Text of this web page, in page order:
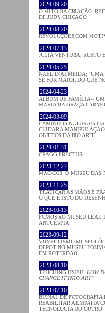
2024-09-20
O MITO DA CRIAÇÃO:
DE JUDY CHICAGO
2024-08-20
REVOLUÇÕES COM
2024-07-13
JÚLIA VENTURA, ROSTO
2024-05-25
NAEL D’ALMEIDA: “UMA
SE FOR MAIOR DO QUE
2024-04-23
ÁLBUM DE FAMÍLIA –
MARIA DA GRAÇA
2024-03-09
CAMINHOS NATURAIS
CUIDAR A
OBJETOS DA BIO ARTE
2024-01-31
CRAGG ERECTUS
2023-12-27
MAC/CCB: O MUSEU DAS
2023-11-25
'PRATICAR AS MÃOS É
O QUE É ISTO DO
2023-10-13
FOMOS AO MUSEU REAL
ANTUÉRPIA
2023-09-12
VOYEURISMO
DEPOT NO MUSEU
EM ROTERDÃO
2023-08-10
TEHCHING HSIEH: HOW
CHANGE IT INTO ART?
2023-07-10
BIENAL DE FOTOGRAFIA
REABILITAR A EMPATIA
TECNOLOGIA DO OUTRO